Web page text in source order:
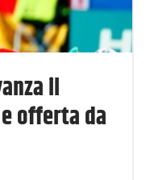
il
offerta da